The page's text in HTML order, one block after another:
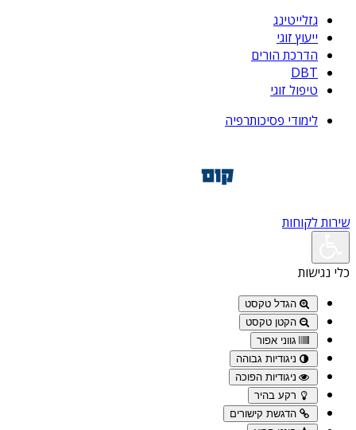
גזלייטינג
ייעוץ זוגי
הדרכת הורים
DBT
טיפול זוגי
לימודי פסיכותרפיה
שירות לקוחות
כלי נגישות
הגדל טקסט
הקטן טקסט
גווני אפור
ניגודיות גבוהה
ניגודיות הפוכה
רקע בהיר
הדגשת קישורים